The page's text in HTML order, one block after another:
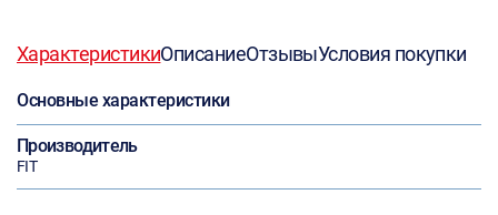
ХарактеристикиОписаниеОтзывыУсловия покупки
Основные характеристики
Производитель
FIT